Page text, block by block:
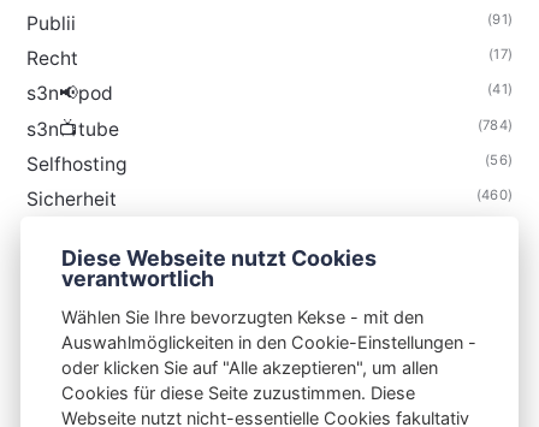
Publii (91)
Recht (17)
s3n📢pod (41)
s3n📺tube (784)
Selfhosting (56)
Sicherheit (460)
Thunderbird
S3N🧩NET
Diese Webseite nutzt Cookies
verantwortlich
Wählen Sie Ihre bevorzugten Kekse - mit den
Auswahlmöglickeiten in den Cookie-Einstellungen -
oder klicken Sie auf "Alle akzeptieren", um allen
Cookies für diese Seite zuzustimmen. Diese
Webseite nutzt nicht-essentielle Cookies fakultativ